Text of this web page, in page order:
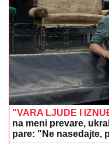
CECU NIKO NIJE
Leti iz Malage za
majica i naočare
TEA
NOSI:
glave
10"